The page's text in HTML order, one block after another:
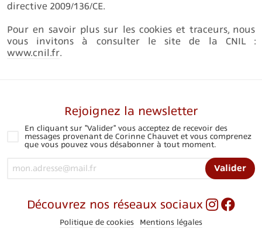
directive 2009/136/CE.
Pour en savoir plus sur les cookies et traceurs, nous
vous invitons à consulter le site de la CNIL :
www.cnil.fr.
Rejoignez la newsletter
En cliquant sur "Valider" vous acceptez de recevoir des
messages provenant de Corinne Chauvet et vous comprenez
que vous pouvez vous désabonner à tout moment.
Valider
Découvrez nos réseaux sociaux
Politique de cookies Mentions légales